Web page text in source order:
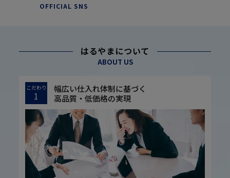
OFFICIAL SNS
はるやまについて
ABOUT US
こだわり
1
幅広い仕入れ体制に基づく
高品質・低価格の実現